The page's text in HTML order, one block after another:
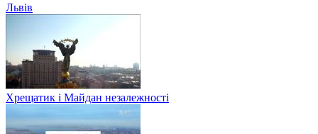
Львів
Хрещатик і Майдан незалежності